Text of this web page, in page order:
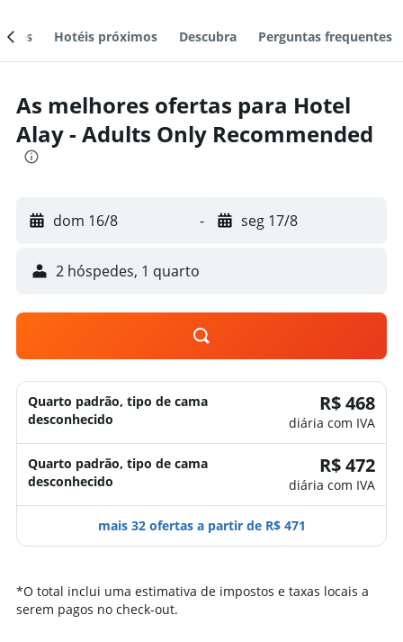
Hotéis próximos Descubra Perguntas frequentes
As melhores ofertas para Hotel
Alay - Adults Only Recommended
dom 16/8 - seg 17/8
2 hóspedes, 1 quarto
Quarto padrão, tipo de cama
desconhecido
R$ 468
diária com IVA
Quarto padrão, tipo de cama
desconhecido
R$ 472
diária com IVA
mais 32 ofertas a partir de R$ 471
*O total inclui uma estimativa de impostos e taxas locais a
serem pagos no check-out.